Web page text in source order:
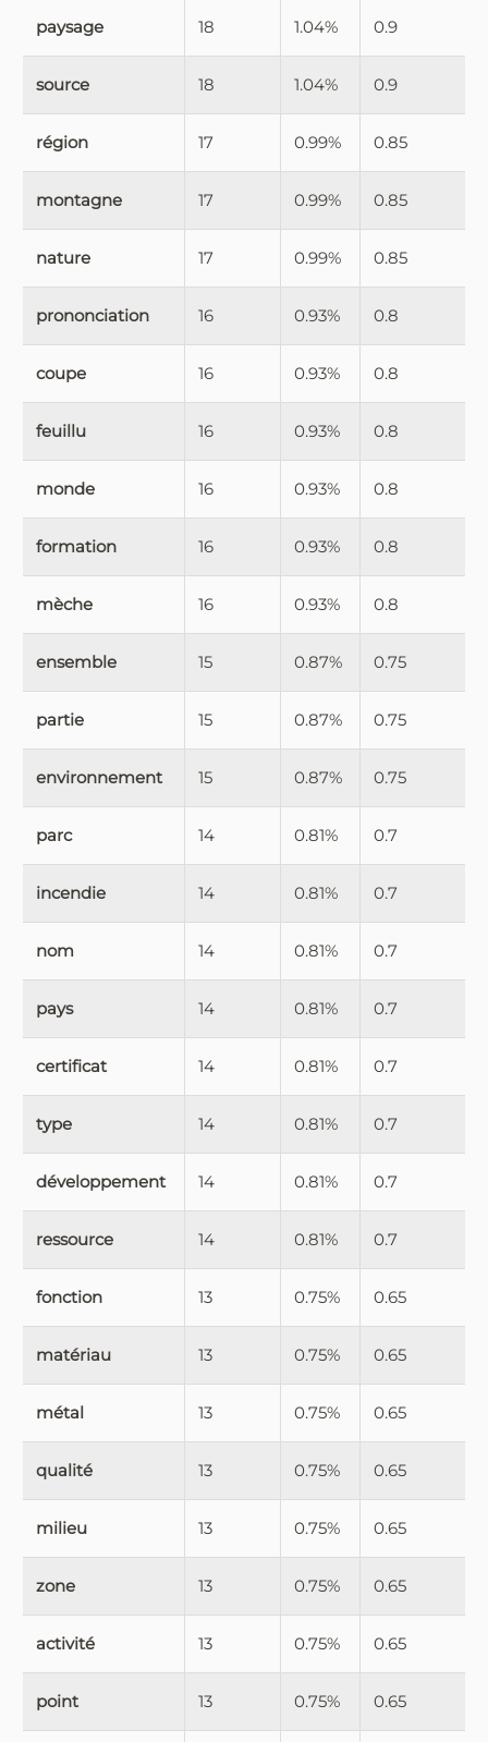
paysage 18 1.04% 0.9
source 18 1.04% 0.9
région 17 0.99% 0.85
montagne 17 0.99% 0.85
nature 17 0.99% 0.85
prononciation 16 0.93% 0.8
coupe 16 0.93% 0.8
feuillu 16 0.93% 0.8
monde 16 0.93% 0.8
formation 16 0.93% 0.8
mèche 16 0.93% 0.8
ensemble 15 0.87% 0.75
partie 15 0.87% 0.75
environnement 15 0.87% 0.75
parc 14 0.81% 0.7
incendie 14 0.81% 0.7
nom 14 0.81% 0.7
pays 14 0.81% 0.7
certificat 14 0.81% 0.7
type 14 0.81% 0.7
développement 14 0.81% 0.7
ressource 14 0.81% 0.7
fonction 13 0.75% 0.65
matériau 13 0.75% 0.65
métal 13 0.75% 0.65
qualité 13 0.75% 0.65
milieu 13 0.75% 0.65
zone 13 0.75% 0.65
activité 13 0.75% 0.65
point 13 0.75% 0.65